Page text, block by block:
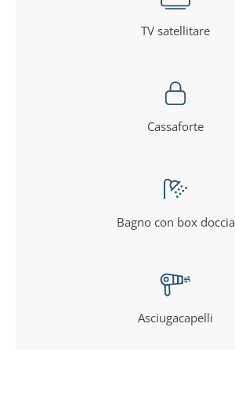
TV satellitare
Cassaforte
Bagno con box doccia
Asciugacapelli